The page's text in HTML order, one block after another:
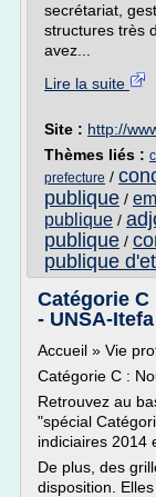
secrétariat,
structures très
avez...
Lire la suite
Site : http://
Thèmes liés :
prefecture /
publique /
publique /
publique /
publique
Catégorie C
- UNSA-Itefa
Accueil » Vie
Catégorie C :
Retrouvez au
"spécial
indiciaires 2014
De plus, des
disposition.